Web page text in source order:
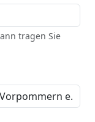
tragen Sie